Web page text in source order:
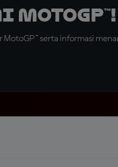
MotoGP™!
serta informasi